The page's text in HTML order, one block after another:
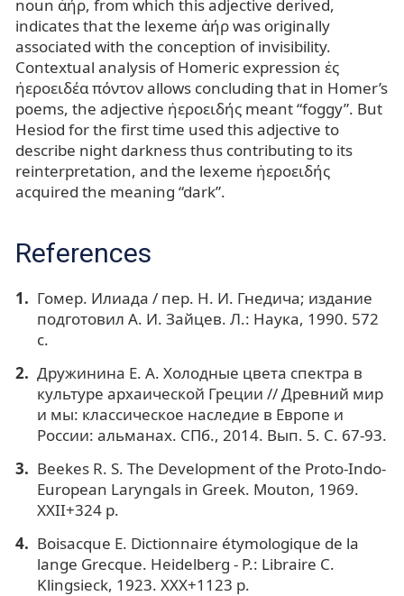
noun ἀήρ, from which this adjective derived,
indicates that the lexeme ἀήρ was originally
associated with the conception of invisibility.
Сontextual analysis of Homeric expression ἐς
ἠεροειδέα πόντον allows concluding that in Homer’s
poems, the adjective ἠεροειδής meant “foggy”. But
Hesiod for the first time used this adjective to
describe night darkness thus contributing to its
reinterpretation, and the lexeme ἡεροειδής
acquired the meaning “dark”.
References
Гомер. Илиада / пер. Н. И. Гнедича; издание
подготовил А. И. Зайцев. Л.: Наука, 1990. 572
с.
Дружинина Е. А. Холодные цвета спектра в
культуре архаической Греции // Древний мир
и мы: классическое наследие в Европе и
России: альманах. СПб., 2014. Вып. 5. С. 67-93.
Beekes R. S. The Development of the Proto-Indo-
European Laryngals in Greek. Mouton, 1969.
XXII+324 p.
Boisacque E. Dictionnaire étymologique de la
lange Grecque. Heidelberg - P.: Libraire C.
Klingsieck, 1923. XXX+1123 p.